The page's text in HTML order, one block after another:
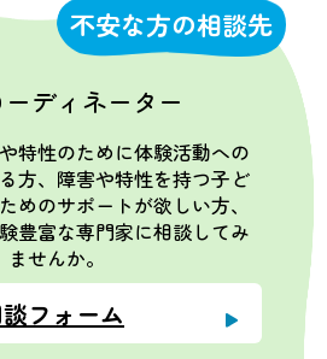
不安な方の相談先
ディネーター
特性のために体験活動への
方、障害や特性を持つ子ど
めのサポートが欲しい方、
豊富な専門家に相談してみ
ませんか。
フォーム